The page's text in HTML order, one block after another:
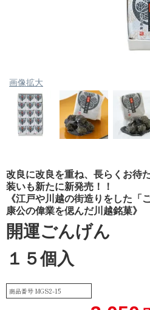
画像拡大
改良に改良を重ね、長らくお待
装いも新たに新発売！！
《江戸や川越の街造りをした「
康公の偉業を偲んだ川越銘菓》
開運ごんげん
１５個入
商品番号 MGS2-15